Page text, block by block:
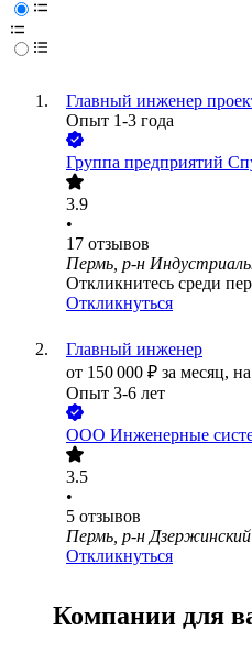
Главный инженер
Опыт 1-3 года
Группа предприятий
3.9
•
17 отзывов
Пермь, р-н
Откликнитесь среди
Откликнуться
Главный инженер
от 150 000 ₽ за месяц,
Опыт 3-6 лет
ООО Инженерные
3.5
•
5 отзывов
Пермь, р-н Дзержинский
Откликнуться
Компании для